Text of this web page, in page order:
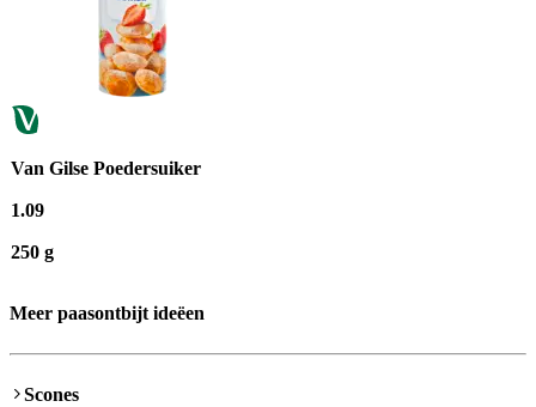
Van Gilse Poedersuiker
1.09
250 g
Meer paasontbijt ideëen
Scones